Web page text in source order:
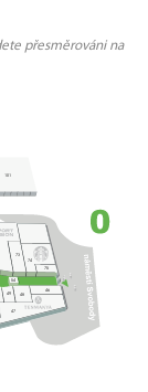
přesměrováni na
46
47
48
49
54
73
74
75
101